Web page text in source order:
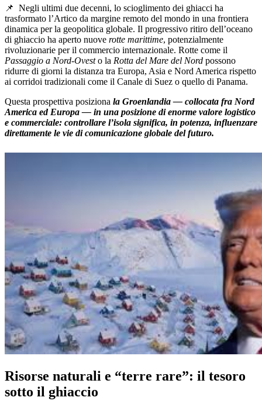
📌 Negli ultimi due decenni, lo scioglimento dei ghiacci ha
trasformato l’Artico da margine remoto del mondo in una frontiera
dinamica per la geopolitica globale. Il progressivo ritiro dell’oceano
di ghiaccio ha aperto nuove rotte marittime, potenzialmente
rivoluzionarie per il commercio internazionale. Rotte come il
Passaggio a Nord-Ovesto la Rotta del Mare del Nord possono
ridurre di giorni la distanza tra Europa, Asia e Nord America rispetto
ai corridoi tradizionali come il Canale di Suez o quello di Panama.
Questa prospettiva posiziona la Groenlandia — collocata fra Nord
America ed Europa — in una posizione di enorme valore logistico
e commerciale: controllare l’isola significa, in potenza, influenzare
direttamente le vie di comunicazione globale del futuro.
Risorse naturali e “terre rare”: il tesoro
sotto il ghiaccio